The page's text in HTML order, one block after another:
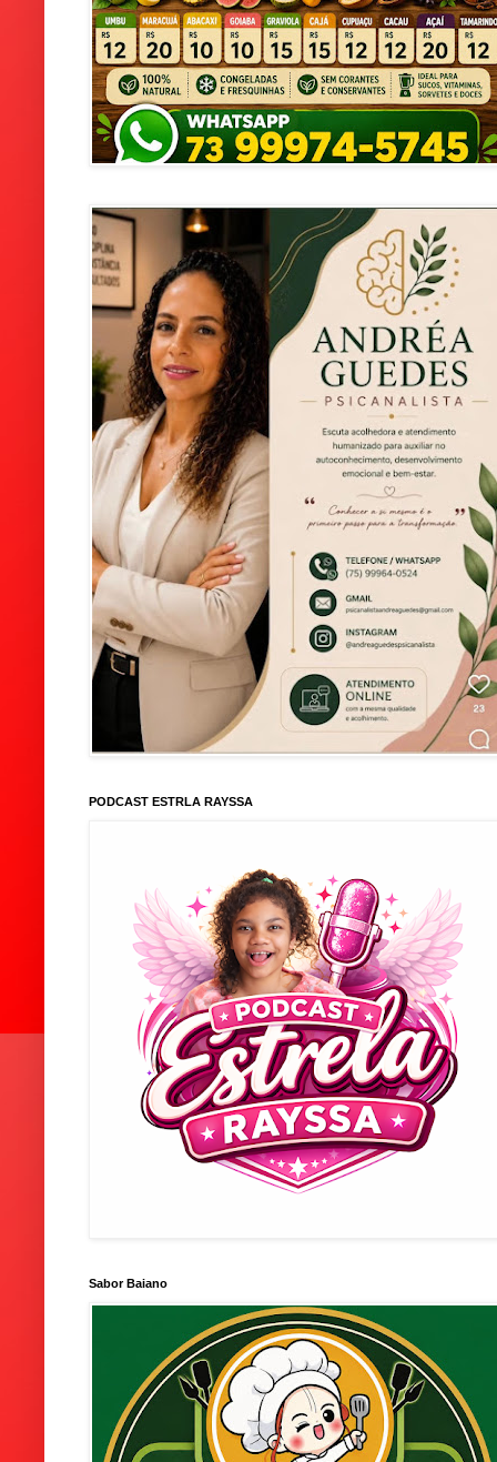
PODCAST ESTRLA RAYSSA
Sabor Baiano